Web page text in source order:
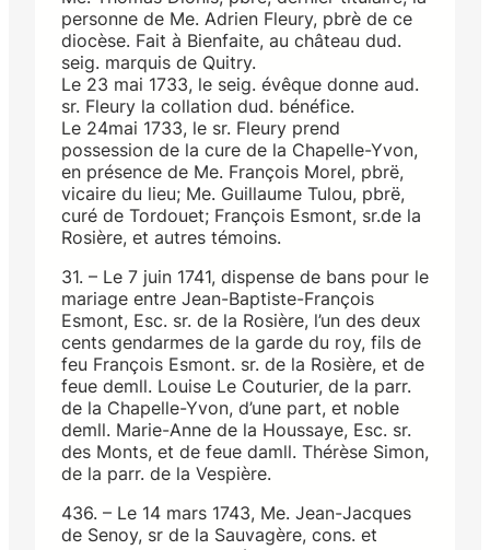
personne de Me. Adrien Fleury, pbrè de ce
diocèse. Fait à Bienfaite, au château dud.
seig. marquis de Quitry.
Le 23 mai 1733, le seig. évêque donne aud.
sr. Fleury la collation dud. bénéfice.
Le 24mai 1733, le sr. Fleury prend
possession de la cure de la Chapelle-Yvon,
en présence de Me. François Morel, pbrë,
vicaire du lieu; Me. Guillaume Tulou, pbrë,
curé de Tordouet; François Esmont, sr.de la
Rosière, et autres témoins.
31. – Le 7 juin 1741, dispense de bans pour le
mariage entre Jean-Baptiste-François
Esmont, Esc. sr. de la Rosière, l’un des deux
cents gendarmes de la garde du roy, fils de
feu François Esmont. sr. de la Rosière, et de
feue demll. Louise Le Couturier, de la parr.
de la Chapelle-Yvon, d’une part, et noble
demll. Marie-Anne de la Houssaye, Esc. sr.
des Monts, et de feue damll. Thérèse Simon,
de la parr. de la Vespière.
436. – Le 14 mars 1743, Me. Jean-Jacques
de Senoy, sr de la Sauvagère, cons. et